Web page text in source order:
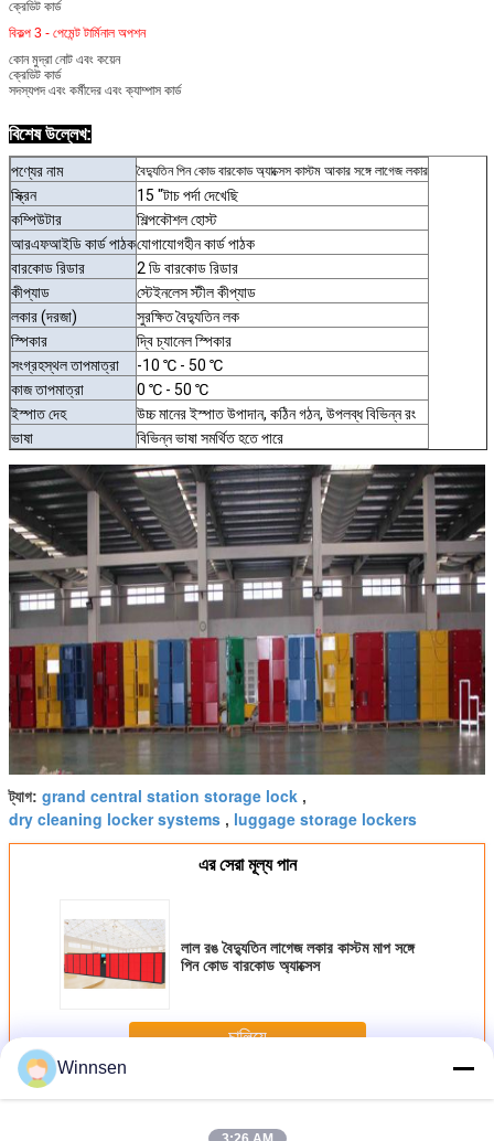
ক্রেডিট কার্ড
বিকল্প 3 - পেমেন্ট টার্মিনাল অপশন
কোন মুদ্রা নোট এবং কয়েন
ক্রেডিট কার্ড
সদস্যপদ এবং কর্মীদের এবং ক্যাম্পাস কার্ড
বিশেষ উল্লেখ:
পণ্যেরনাম বৈদ্যুতিন পিন কোড বারকোড অ্যাক্সেস কাস্টম আকার সঙ্গে লাগেজ লকার
স্ক্রিন
15 "টাচ পর্দা দেখেছি
কম্পিউটার
শিল্পকৌশল হোস্ট
আরএফআইডি কার্ড পাঠকযোগাযোগহীন কার্ড পাঠক
বারকোড রিডার
2 ডি বারকোড রিডার
কীপ্যাড
স্টেইনলেস স্টীল কীপ্যাড
লকার (দরজা)
সুরক্ষিত বৈদ্যুতিন লক
স্পিকার
দ্বি চ্যানেল স্পিকার
সংগ্রহস্থল তাপমাত্রা
-10 ℃ - 50 ℃
কাজ তাপমাত্রা
0 ℃ - 50 ℃
ইস্পাত দেহ
উচ্চ মানের ইস্পাত উপাদান, কঠিন গঠন, উপলব্ধ বিভিন্ন রং
ভাষা
বিভিন্ন ভাষা সমর্থিত হতে পারে
ট্যাগ: grand central station storage lock ,
dry cleaning locker systems , luggage storage lockers
এর সেরা মূল্য পান
লাল রঙ বৈদ্যুতিন লাগেজ লকার কাস্টম মাপ সঙ্গে
পিন কোড বারকোড অ্যাক্সেস
চালিয়ে
অধিকলাগেজ লকার্স
Winnsen